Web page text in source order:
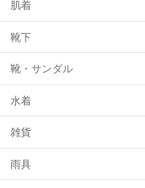
肌着
靴下
靴・サンダル
水着
雑貨
雨具